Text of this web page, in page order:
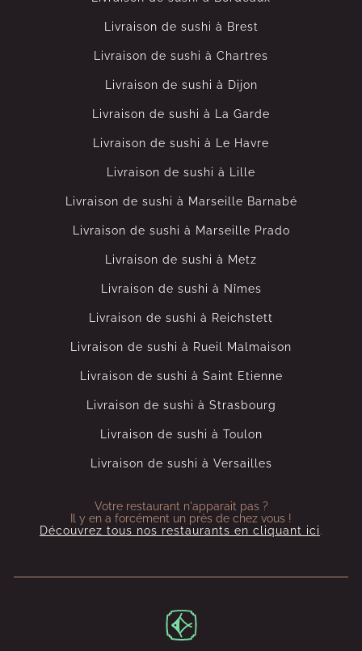
Livraison de sushi à Brest
Livraison de sushi à Chartres
Livraison de sushi à Dijon
Livraison de sushi à La Garde
Livraison de sushi à Le Havre
Livraison de sushi à Lille
Livraison de sushi à Marseille Barnabé
Livraison de sushi à Marseille Prado
Livraison de sushi à Metz
Livraison de sushi à Nîmes
Livraison de sushi à Reichstett
Livraison de sushi à Rueil Malmaison
Livraison de sushi à Saint Etienne
Livraison de sushi à Strasbourg
Livraison de sushi à Toulon
Livraison de sushi à Versailles
Votre restaurant n'apparait pas ?
Il y en a forcément un près de chez vous !
Découvrez tous nos restaurants en cliquant ici.